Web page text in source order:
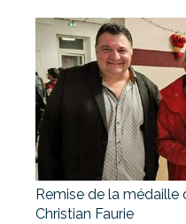
Remise de la
Christian Faurie